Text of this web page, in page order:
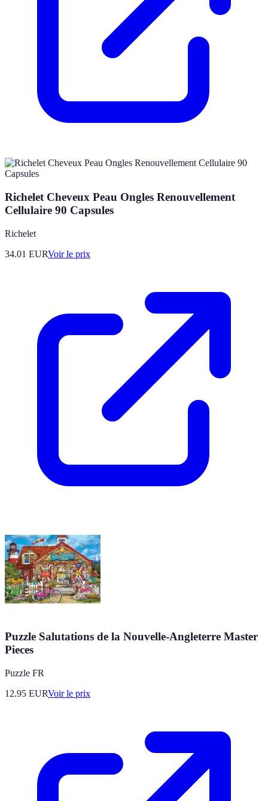
Richelet Cheveux Peau Ongles Renouvellement
Cellulaire 90 Capsules
Richelet
34.01 EURVoir le prix
Puzzle Salutations de la Nouvelle-Angleterre Master
Pieces
Puzzle FR
12.95 EURVoir le prix